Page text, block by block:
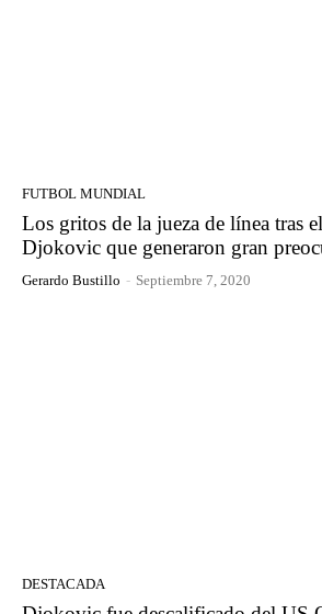
FUTBOL MUNDIAL
Los gritos de la jueza de línea tras
Djokovic que generaron gran
Gerardo Bustillo - Septiembre 7, 2020
DESTACADA